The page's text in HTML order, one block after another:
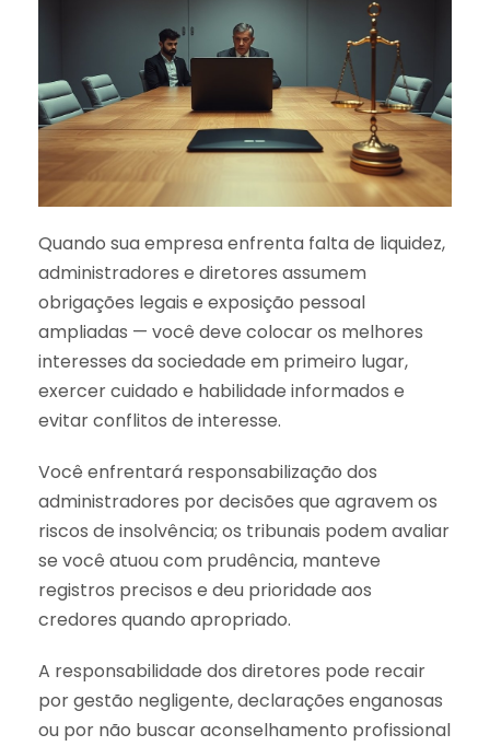
Quando sua empresa enfrenta falta de liquidez,
administradores e diretores assumem
obrigações legais e exposição pessoal
ampliadas — você deve colocar os melhores
interesses da sociedade em primeiro lugar,
exercer cuidado e habilidade informados e
evitar conflitos de interesse.
Você enfrentará responsabilização dos
administradores por decisões que agravem os
riscos de insolvência; os tribunais podem avaliar
se você atuou com prudência, manteve
registros precisos e deu prioridade aos
credores quando apropriado.
A responsabilidade dos diretores pode recair
por gestão negligente, declarações enganosas
ou por não buscar aconselhamento profissional